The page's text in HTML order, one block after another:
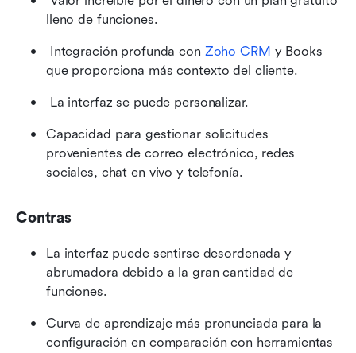
lleno de funciones.
Integración profunda con Zoho CRM y Books
que proporciona más contexto del cliente.
La interfaz se puede personalizar.
Capacidad para gestionar solicitudes
provenientes de correo electrónico, redes
sociales, chat en vivo y telefonía.
Contras
La interfaz puede sentirse desordenada y
abrumadora debido a la gran cantidad de
funciones.
Curva de aprendizaje más pronunciada para la
configuración en comparación con herramientas